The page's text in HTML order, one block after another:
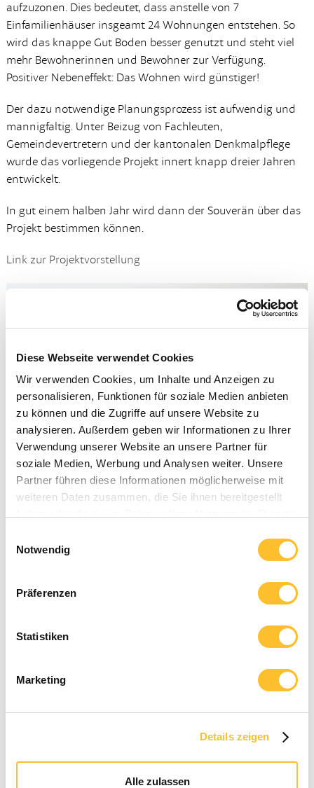
Diese Webseite verwendet Cookies
Wir verwenden Cookies, um Inhalte und Anzeigen zu
personalisieren, Funktionen für soziale Medien anbieten
zu können und die Zugriffe auf unsere Website zu
analysieren. Außerdem geben wir Informationen zu Ihrer
Verwendung unserer Website an unsere Partner für
soziale Medien, Werbung und Analysen weiter. Unsere
Partner führen diese Informationen möglicherweise mit
weiteren Daten zusammen, die Sie ihnen bereitgestellt
Notwendig
Präferenzen
Statistiken
Marketing
Details zeigen
Alle zulassen
aufzuzonen. Dies bedeutet, dass anstelle von 7
Einfamilienhäuser insgeamt 24 Wohnungen entstehen. So
wird das knappe Gut Boden besser genutzt und steht viel
mehr Bewohnerinnen und Bewohner zur Verfügung.
Positiver Nebeneffekt: Das Wohnen wird günstiger!
Der dazu notwendige Planungsprozess ist aufwendig und
mannigfaltig. Unter Beizug von Fachleuten,
Gemeindevertretern und der kantonalen Denkmalpflege
wurde das vorliegende Projekt innert knapp dreier Jahren
entwickelt.
In gut einem halben Jahr wird dann der Souverän über das
Projekt bestimmen können.
Link zur Projektvorstellung